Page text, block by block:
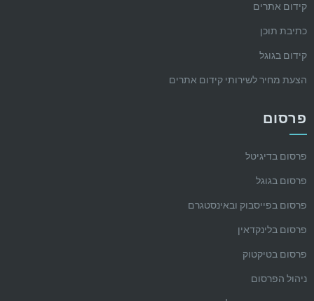
קידום אתרים
כתיבת תוכן
קידום בגוגל
הצעת מחיר לשירותי קידום אתרים
פרסום
פרסום בדיגיטל
פרסום בגוגל
פרסום בפייסבוק ובאינסטגרם
פרסום בלינקדאין
פרסום בטיקטוק
ניהול הפרסום